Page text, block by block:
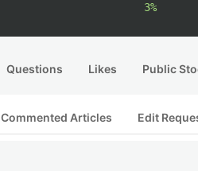
3%
Questions Likes Public
Commented Articles Edit